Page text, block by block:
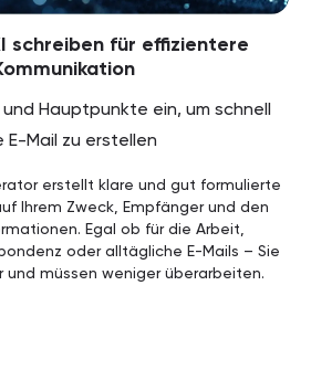
schreiben für effizientere
Hauptpunkte ein, um schnell
E-Mail zu erstellen
erstellt klare und gut formulierte
Ihrem Zweck, Empfänger und den
Egal ob für die Arbeit,
oder alltägliche E-Mails – Sie
und müssen weniger überarbeiten.